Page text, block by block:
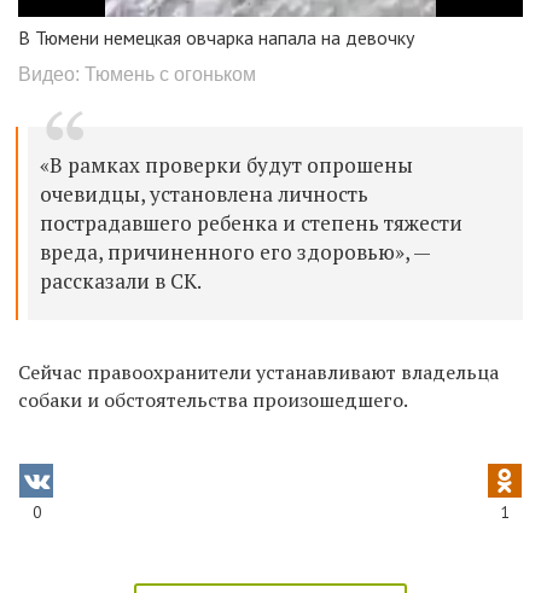
В Тюмени немецкая овчарка напала на девочку
Видео: Тюмень с огоньком
«В рамках проверки будут опрошены
очевидцы, установлена личность
пострадавшего ребенка и степень тяжести
вреда, причиненного его здоровью», —
рассказали в СК.
Сейчас правоохранители устанавливают владельца
собаки и обстоятельства произошедшего.
0 1